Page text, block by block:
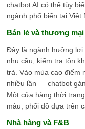
chatbot AI có thể tùy
ngành phổ biến tại Việt
Bán lẻ và thương
Đây là ngành hưởng lợi
nhu cầu, kiểm tra tồn
trả. Vào mùa cao điểm
nhiều lần — chatbot
Một cửa hàng thời
màu, phối đồ dựa trên
Nhà hàng và F&B